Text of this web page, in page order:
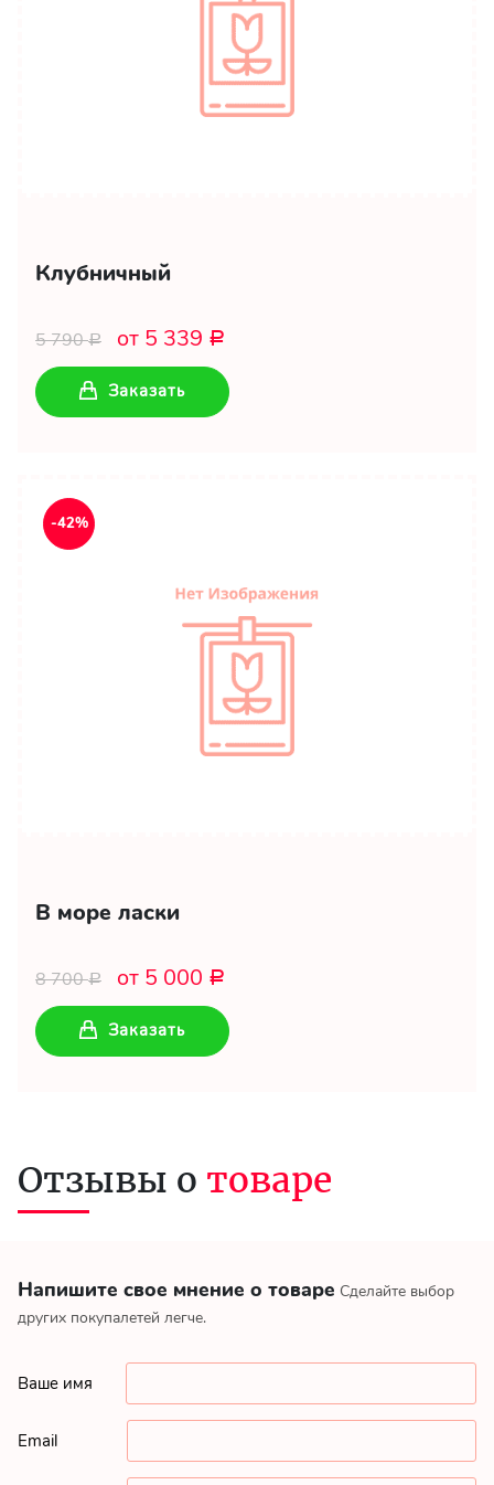
Клубничный
5 790Р от 5 339 Р
Заказать
-42%
В море ласки
8 700Р от 5 000 Р
Заказать
Напишите свое мнение о товаре Сделайте выбор
других покупалетей легче.
Ваше имя
Email
Отзывы о товаре